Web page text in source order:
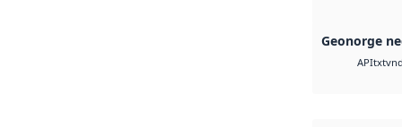
Geonorge
APItxt